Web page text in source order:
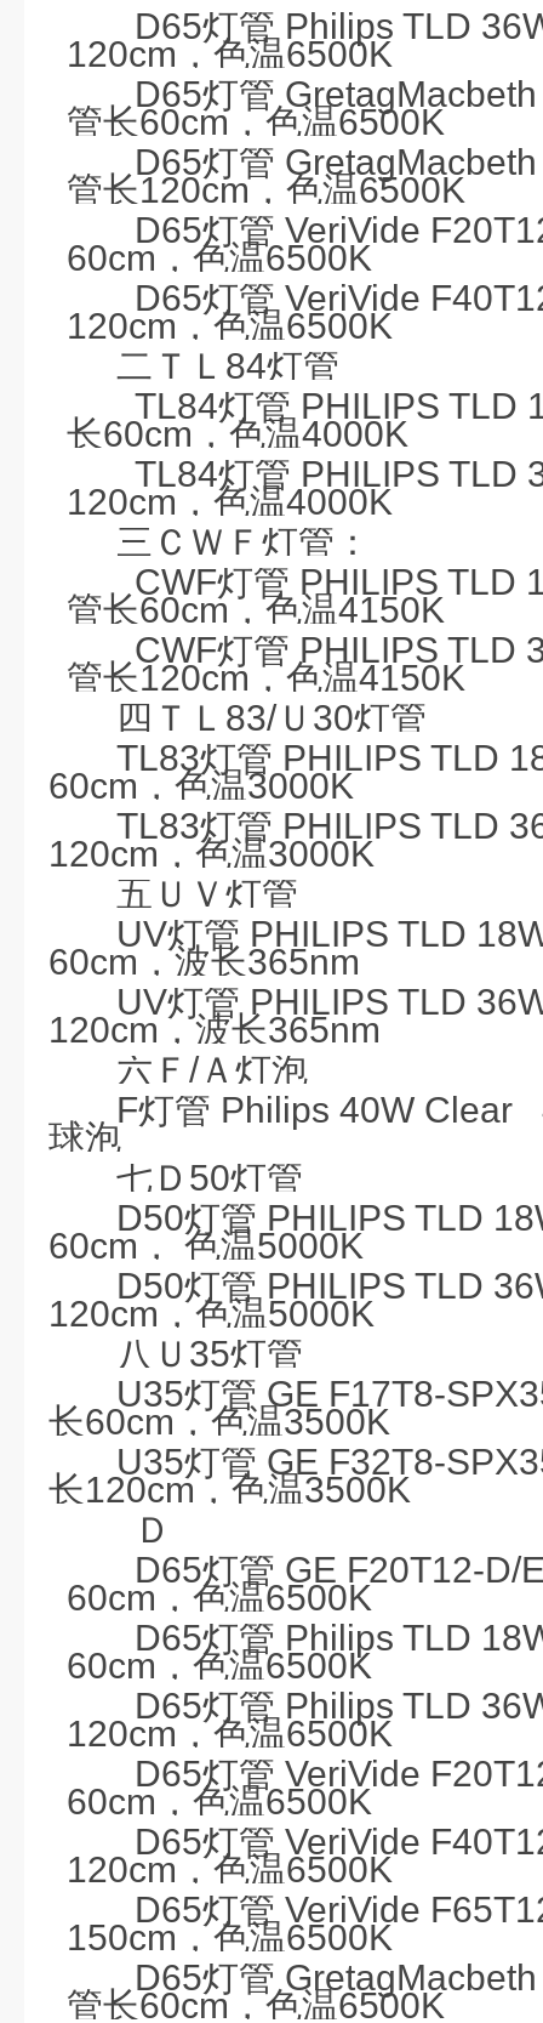
D65灯管 Philips TLD
120cm ，色温6500K
D65灯管
管长60cm，色温6500K
D65灯管
管长120cm，色温6500K
D65灯管 VeriVide
60cm ，色温6500K
D65灯管 VeriVide
120cm ，色温6500K
二ＴＬ 84灯管
TL84灯管 PHILIPS TLD
长60cm ，色温4000K
TL84灯管 PHILIPS TLD
120cm ，色温4000K
三ＣＷＦ灯管：
CWF灯管 PHILIPS TLD
管长60cm ，色温4150K
CWF灯管 PHILIPS TLD
管长120cm ，色温4150K
四ＴＬ 83/Ｕ 30灯管
TL83灯管 PHILIPS TLD
60cm ，色温3000K
TL83灯管 PHILIPS TLD
120cm ，色温3000K
五ＵＶ灯管
UV灯管 PHILIPS TLD
60cm ，波长365nm
UV灯管PHILIPS TLD
120cm ，波长365nm
六Ｆ /Ａ灯泡
F灯管 Philips 40W Clear
球泡
七Ｄ 50灯管
D50灯管 PHILIPS TLD
60cm ， 色温5000K
D50灯管 PHILIPS TLD
120cm ，色温5000K
八Ｕ 35灯管
U35灯管 GE F17T8-
长60cm ，色温3500K
U35灯管 GE F32T8-
长120cm ，色温3500K
Ｄ
D65灯管 GE F20T12-D/
60cm ，色温6500K
D65灯管 Philips TLD
60cm ，色温6500K
D65灯管 Philips TLD
120cm ，色温6500K
D65灯管 VeriVide
60cm ，色温6500K
D65灯管 VeriVide
120cm ，色温6500K
D65灯管 VeriVide
150cm ，色温6500K
D65灯管
管长60cm，色温6500K